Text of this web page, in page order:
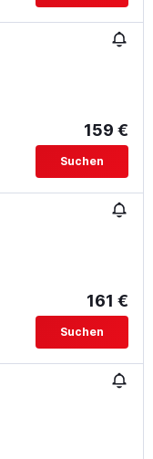
159 €
Suchen
161 €
Suchen